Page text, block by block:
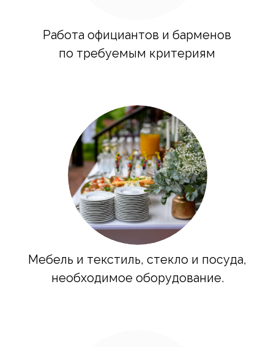
Стильный декор
и флористика